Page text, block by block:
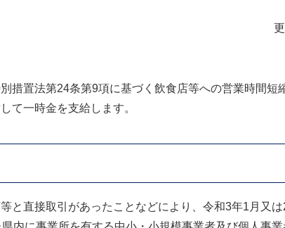
措置法第24条第9項に基づく飲食店等への営業時間短
て一時金を支給します。
と直接取引があったことなどにより、令和3年1月又は